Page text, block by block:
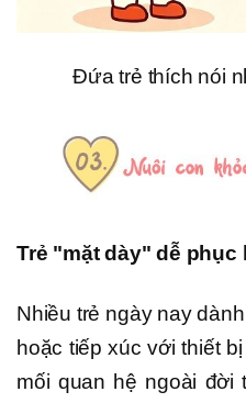
Đứa trẻ thích nói
Trẻ "mặt dày" dễ phục
Nhiều trẻ ngày nay
hoặc tiếp xúc với thiết
mối quan hệ ngoài đời